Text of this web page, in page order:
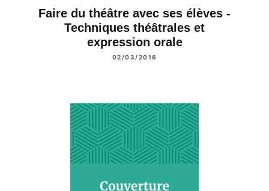
Faire du théâtre avec ses élèves -
Techniques théâtrales et
expression orale
02/03/2016